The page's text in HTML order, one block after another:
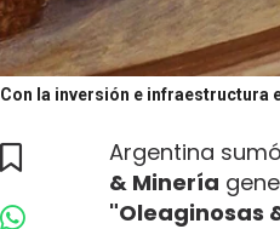
Con la inversión e infraestructura
Argentina
& Minería
"Oleaginosas